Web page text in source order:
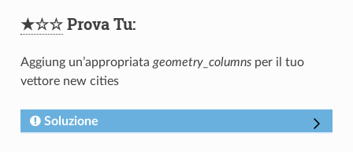
★☆☆Prova Tu:
Aggiung un’appropriata geometry_columnsper il tuo
vettore new cities
Soluzione